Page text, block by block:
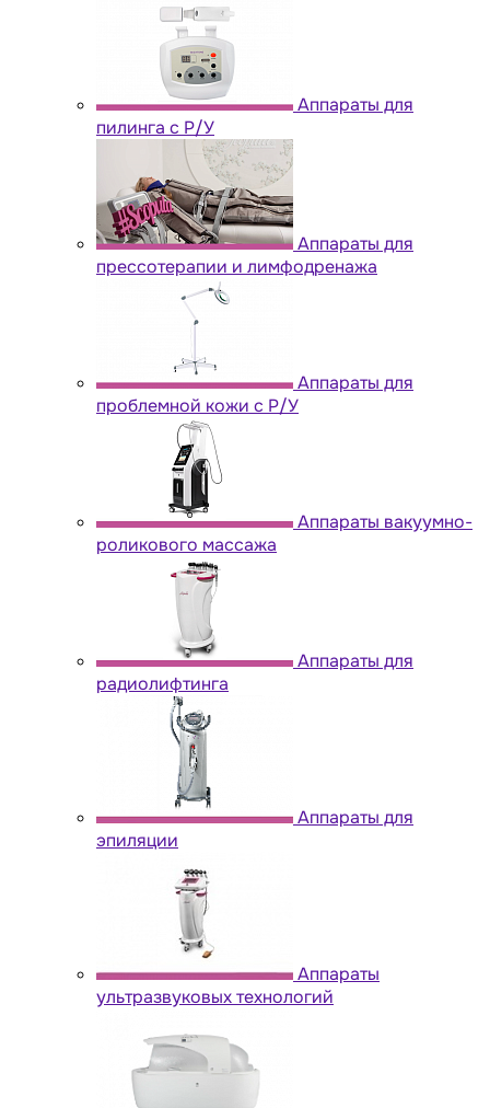
Аппараты для
пилинга с Р/У
Аппараты для
прессотерапии и лимфодренажа
Аппараты для
проблемной кожи с Р/У
Аппараты вакуумно-
роликового массажа
Аппараты для
радиолифтинга
Аппараты для
эпиляции
Аппараты
ультразвуковых технологий